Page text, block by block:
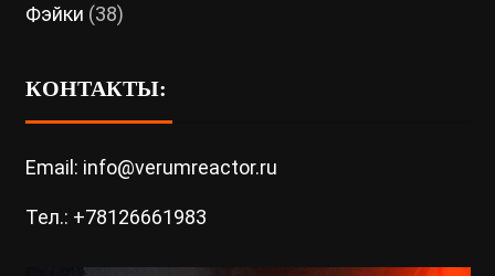
Фэйки (38)
КОНТАКТЫ:
Email: info@verumreactor.ru
Тел.: +78126661983